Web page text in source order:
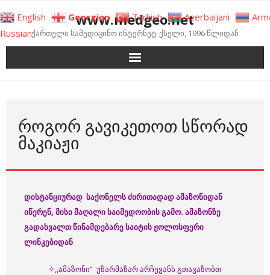
to
content
www.medgeo.net
ქართული სამედიცინო ინტერნეტ-ქსელი, 1996 წლიდან
ᲠᲝᲒᲝᲠ ᲒᲐᲕᲘᲙᲔᲗᲝᲗ ᲡᲬᲝᲠᲐᲓ
ᲛᲐᲙᲘᲐᲟᲘ
დისტანციურად საქონელს ძირითადად ამაზონიდან
იწერენ, მისი მაღალი საიმედოობის გამო. ამაზონზე
გადახვალთ წინამდებარე საიტის ჟოლოსფერი
ლინკებიდან
✧,,ამაზონი” უზარმაზარ არჩევანს გთავაზობთ
English Georgian Turkish Azerbaijani
Russian